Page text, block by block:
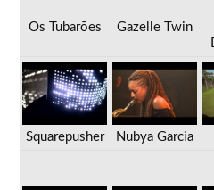
Os Tubarões Gazelle Twin
Squarepusher Nubya Garcia